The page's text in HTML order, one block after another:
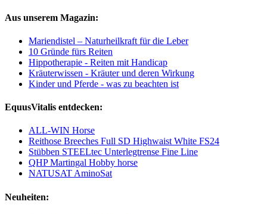
Aus unserem Magazin:
Mariendistel – Naturheilkraft für die Leber
10 Gründe fürs Reiten
Hippotherapie - Reiten mit Handicap
Kräuterwissen - Kräuter und deren Wirkung
Kinder und Pferde - was zu beachten ist
EquusVitalis entdecken:
ALL-WIN Horse
Reithose Breeches Full SD Highwaist White FS24
Stübben STEELtec Unterlegtrense Fine Line
QHP Martingal Hobby horse
NATUSAT AminoSat
Neuheiten: